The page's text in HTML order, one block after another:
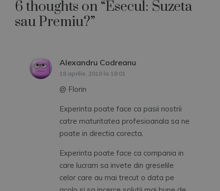
articole
6 thoughts on “Esecul: Suzeta
sau Premiu?”
Alexandru Codreanu
18 aprilie, 2010 la 18:01
@ Florin
Experinta poate face ca pasii nostrii
catre maturitatea profesioanala sa ne
poate in directia corecta.
Experinta poate face ca compania in
care lucram sa invete din greselile
celor care au mai trecut o data pe